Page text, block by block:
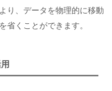
り、データを物理的に移動
省くことができます。